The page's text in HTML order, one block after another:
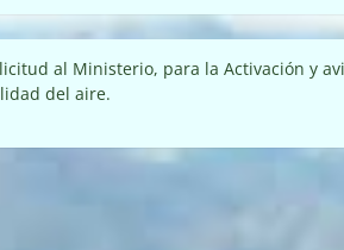
al Ministerio, para la Activación y
del aire.